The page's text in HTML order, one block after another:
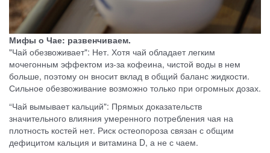
Мифы о Чае: развенчиваем.
"Чай обезвоживает": Нет. Хотя чай обладает легким
мочегонным эффектом из-за кофеина, чистой воды в нем
больше, поэтому он вносит вклад в общий баланс жидкости.
Сильное обезвоживание возможно только при огромных дозах.
“Чай вымывает кальций": Прямых доказательств
значительного влияния умеренного потребления чая на
плотность костей нет. Риск остеопороза связан с общим
дефицитом кальция и витамина D, а не с чаем.